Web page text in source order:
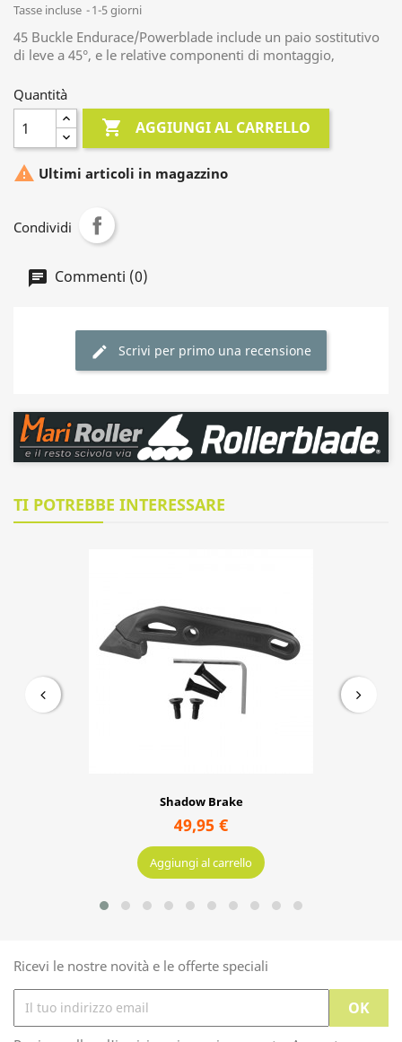
Tasse incluse 1-5 giorni
45 Buckle Endurace/Powerblade include un paio sostitutivo
di leve a 45°, e le relative componenti di montaggio,
Quantità
 AGGIUNGI AL CARRELLO
 Ultimi articoli in magazzino
Condividi
Commenti (0)
Scrivi per primo una recensione
TI POTREBBE INTERESSARE
Shadow Brake
49,95 €
Aggiungi al carrello
Ricevi le nostre novità e le offerte speciali